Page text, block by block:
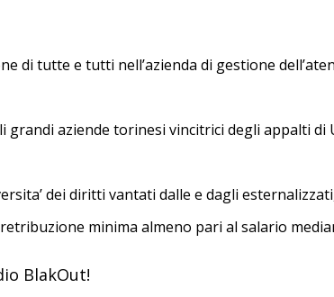
di tutte e tutti nell’azienda di gestione
aziende torinesi vincitrici degli appalti di
dei diritti vantati dalle e dagli
minima almeno pari al salario
BlakOut!